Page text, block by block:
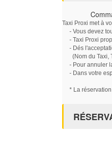
Taxi Proxi met à
- Vous devez
- Taxi Proxi
- Dés
(Nom du Taxi,
- Pour annuler
- Dans votre
* La réservation